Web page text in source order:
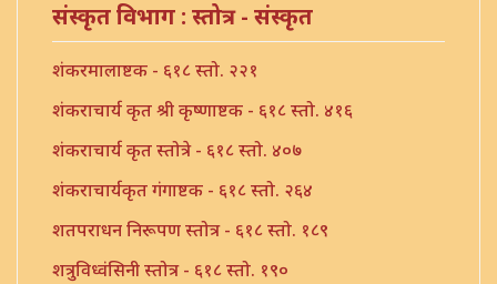
संस्कृत विभाग : स्तोत्र - संस्कृत
शंकरमालाष्टक - ६१८ स्तो. २२१
शंकराचार्य कृत श्री कृष्णाष्टक - ६१८ स्तो. ४१६
शंकराचार्य कृत स्तोत्रे - ६१८ स्तो. ४०७
शंकराचार्यकृत गंगाष्टक - ६१८ स्तो. २६४
शतपराधन निरूपण स्तोत्र - ६१८ स्तो. १८९
शत्रुविध्वंसिनी स्तोत्र - ६१८ स्तो. १९०